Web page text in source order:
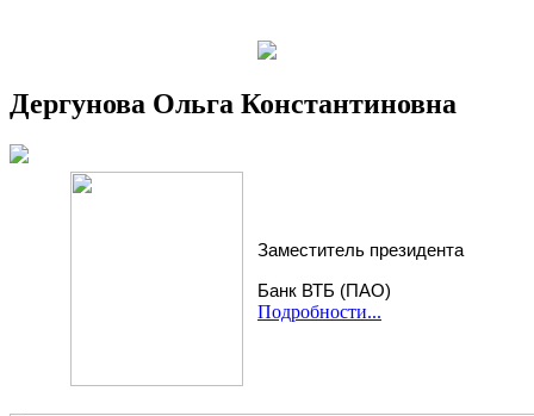
Дергунова Ольга Константиновна
Заместитель президента
Банк ВТБ (ПАО)
Подробности...